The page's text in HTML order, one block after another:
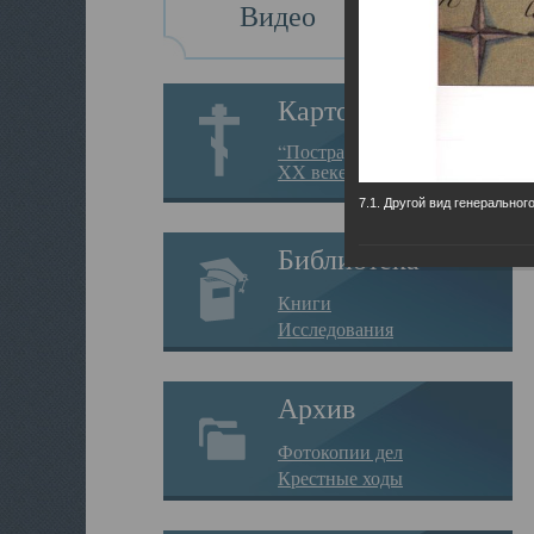
Видео
Картотека
“Пострадавшие за веру в
XX веке на Севере”
Библиотека
Книги
Исследования
Архив
Фотокопии дел
Крестные ходы
7.1. Другой вид